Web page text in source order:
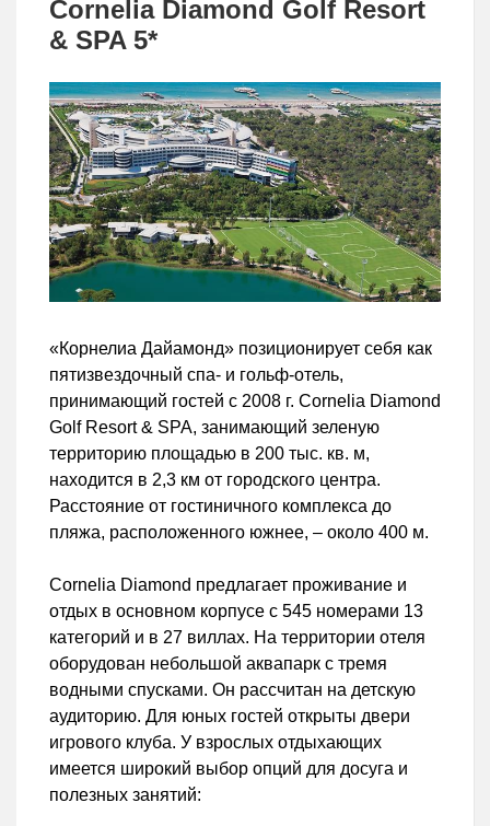
Cornelia Diamond Golf Resort
& SPA 5*
«Корнелиа Дайамонд» позиционирует себя как
пятизвездочный спа- и гольф-отель,
принимающий гостей с 2008 г. Cornelia Diamond
Golf Resort & SPA, занимающий зеленую
территорию площадью в 200 тыс. кв. м,
находится в 2,3 км от городского центра.
Расстояние от гостиничного комплекса до
пляжа, расположенного южнее, – около 400 м.
Cornelia Diamond предлагает проживание и
отдых в основном корпусе с 545 номерами 13
категорий и в 27 виллах. На территории отеля
оборудован небольшой аквапарк с тремя
водными спусками. Он рассчитан на детскую
аудиторию. Для юных гостей открыты двери
игрового клуба. У взрослых отдыхающих
имеется широкий выбор опций для досуга и
полезных занятий: